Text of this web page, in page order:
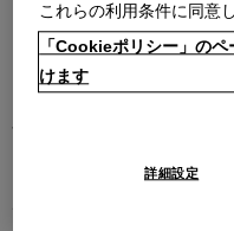
Products
Jeanneret,
1964年、ル・コルビュジエ
ル・コルビュジエ、ピエー
これらの利用条件に同意
「Cookieポリシー」の
けます
詳細設定